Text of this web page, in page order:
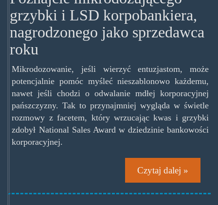
national-
sales-
award-
while-
microdosing-
mushrooms.jpg
grzybki i LSD korpobankiera,
nagrodzonego jako sprzedawca
roku
Mikrodozowanie, jeśli wierzyć entuzjastom, może
potencjalnie pomóc myśleć nieszablonowo każdemu,
nawet jeśli chodzi o odwalanie mdłej korporacyjnej
pańszczyzny. Tak to przynajmniej wygląda w świetle
rozmowy z facetem, który wrzucając kwas i grzybki
zdobył National Sales Award w dziedzinie bankowości
korporacyjnej.
Czytaj dalej »